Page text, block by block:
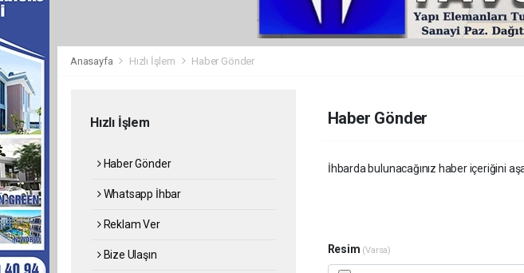
Anasayfa Hızlı İşlem Haber Gönder
Hızlı İşlem
Haber Gönder
Whatsapp İhbar
Reklam Ver
Bize Ulaşın
Haber Gönder
İhbarda bulunacağınız haber içeriğini
Resim (Varsa)